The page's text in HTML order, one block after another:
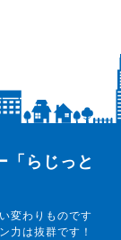
「らじっと
変わりものです
力は抜群です！